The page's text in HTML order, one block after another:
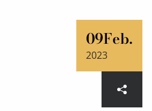
09Feb.
2023